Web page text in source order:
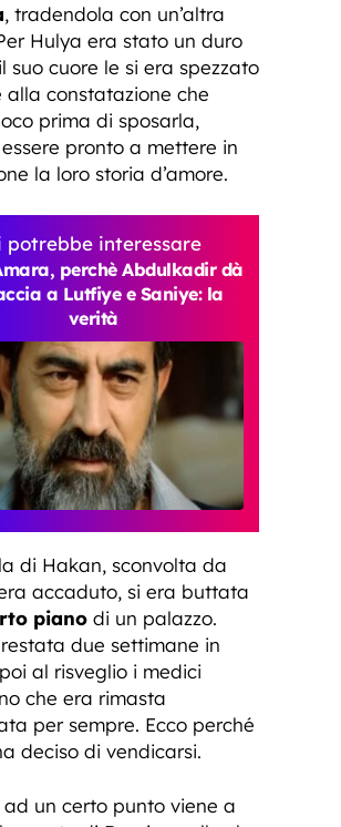
, tradendola con un’altra
Hulya era stato un duro
suo cuore le si era spezzato
alla constatazione che
prima di sposarla,
pronto a mettere in
la loro storia d’amore.
potrebbe interessare
perchè Abdulkadir dà
a Lutfiye e Saniye: la
verità
di Hakan, sconvolta da
accaduto, si era buttata
piano di un palazzo.
due settimane in
al risveglio i medici
che era rimasta
per sempre. Ecco perché
deciso di vendicarsi.
ad un certo punto viene a